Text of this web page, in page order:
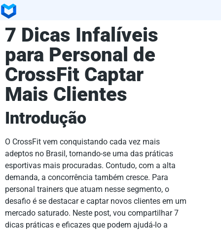
7 Dicas Infalíveis
para Personal de
CrossFit Captar
Mais Clientes
Introdução
O CrossFit vem conquistando cada vez mais
adeptos no Brasil, tornando-se uma das práticas
esportivas mais procuradas. Contudo, com a alta
demanda, a concorrência também cresce. Para
personal trainers que atuam nesse segmento, o
desafio é se destacar e captar novos clientes em um
mercado saturado. Neste post, vou compartilhar 7
dicas práticas e eficazes que podem ajudá-lo a